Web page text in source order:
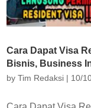
Cara Dapat Visa
Bisnis, Business
byTim Redaksi | 10/